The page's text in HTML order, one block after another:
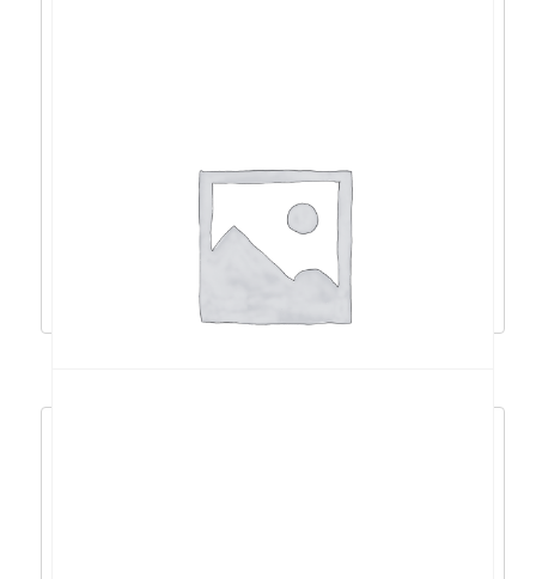
DP, 180Hz – 32M2C5501/00
338,93 305,04 €
Dodaj u košaricu